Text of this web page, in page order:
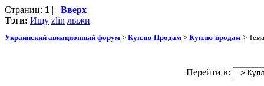
Страниц: 1 | Вверх
Тэги: Ищу zlin лыжи
Украинский авиационный форум > Куплю-Продам > Куплю-продам >
Перейти в: